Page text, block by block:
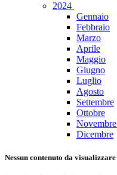
2024
Gennaio
Febbraio
Marzo
Aprile
Maggio
Giugno
Luglio
Agosto
Settembre
Ottobre
Novembre
Dicembre
Nessun contenuto da visualizzare